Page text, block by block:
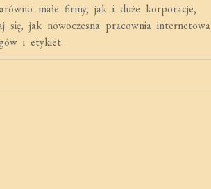
małe firmy, jak i duże korporacje,
się, jak nowoczesna pracownia internetowa
i etykiet.